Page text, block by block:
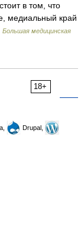
в том, что
медиальный край
Большая медицинская
18+
Drupal,